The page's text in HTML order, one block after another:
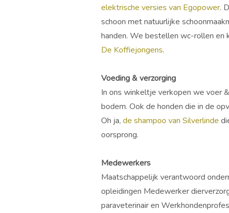
elektrische versies van Egopower.
schoon met natuurlijke
handen. We bestellen wc-rollen en
De Koffiejongens.
Voeding & verzorging
In ons winkeltje verkopen we voer
bodem. Ook de honden die in de
Oh ja, de shampoo van Silverlinde
oorsprong.
Medewerkers
Maatschappelijk verantwoord
opleidingen Medewerker
paraveterinair en